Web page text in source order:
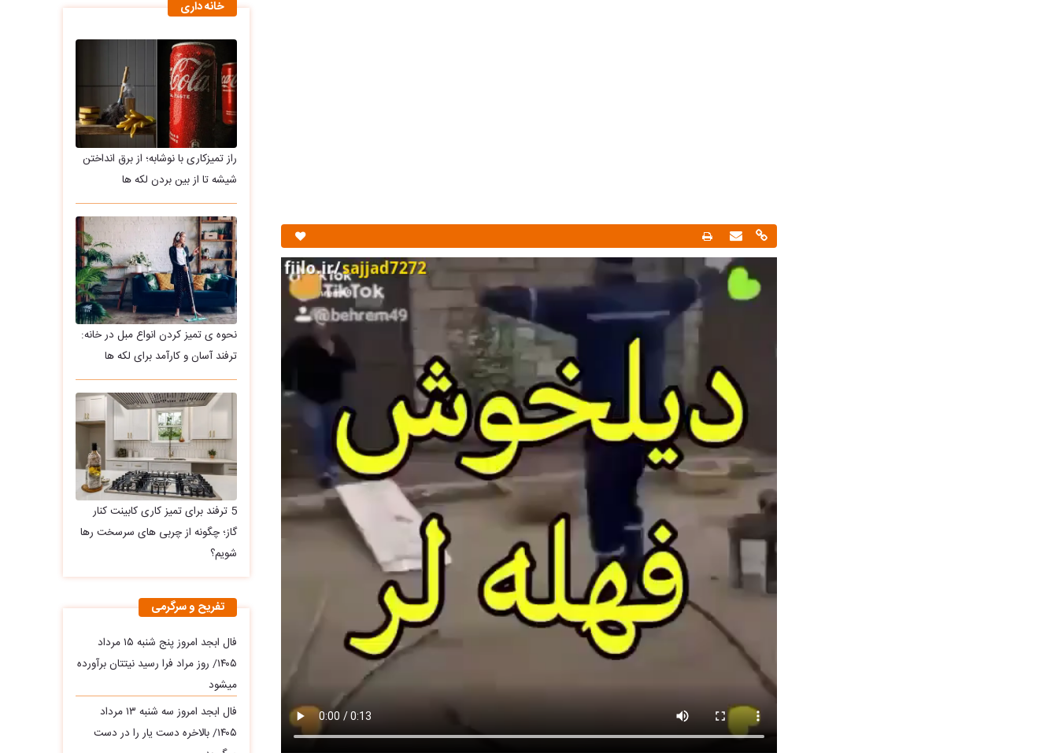
خانه داری
راز تمیزکاری با نوشابه؛ از برق انداختن
شیشه تا از بین بردن لکه ها
نحوه ی تمیز کردن انواع مبل در خانه:
ترفند آسان و کارآمد برای لکه ها
5 ترفند برای تمیز کاری کابینت کنار
گاز؛ چگونه از چربی های سرسخت رها
شویم؟
تفریح و سرگرمی
فال ابجد امروز پنج شنبه ۱۵ مرداد
۱۴۰۵/ روز مراد فرا رسید نیتتان برآورده
میشود
فال ابجد امروز سه‌ شنبه ۱۳ مرداد
۱۴۰۵/ بالاخره دست یار را در دست